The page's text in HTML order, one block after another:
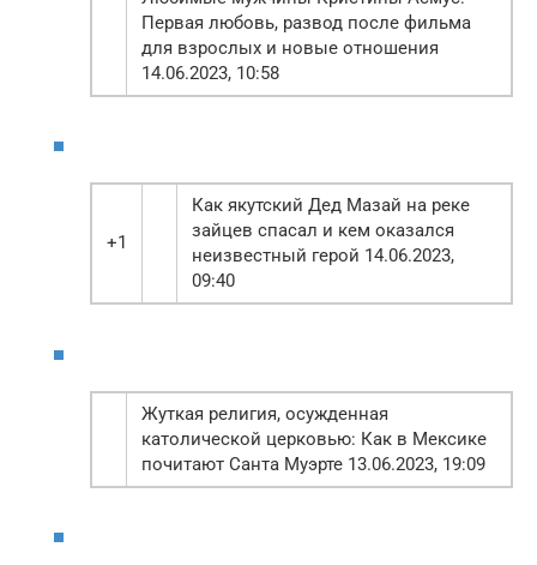
Первая любовь, развод после фильма
для взрослых и новые отношения
14.06.2023, 10:58
+1
Как якутский Дед Мазай на реке
зайцев спасал и кем оказался
неизвестный герой 14.06.2023,
09:40
Жуткая религия, осужденная
католической церковью: Как в Мексике
почитают Санта Муэрте 13.06.2023, 19:09